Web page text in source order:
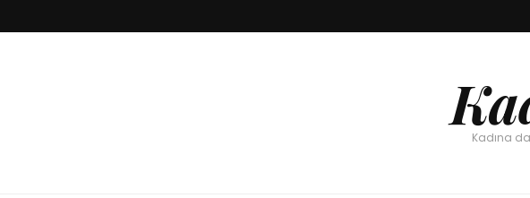
Kadına